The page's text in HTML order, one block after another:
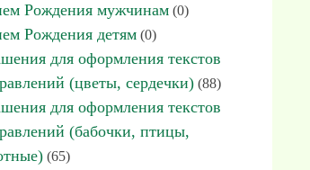
Рождения мужчинам (0)
Рождения детям (0)
для оформления текстов
(цветы, сердечки) (88)
для оформления текстов
(бабочки, птицы,
(65)